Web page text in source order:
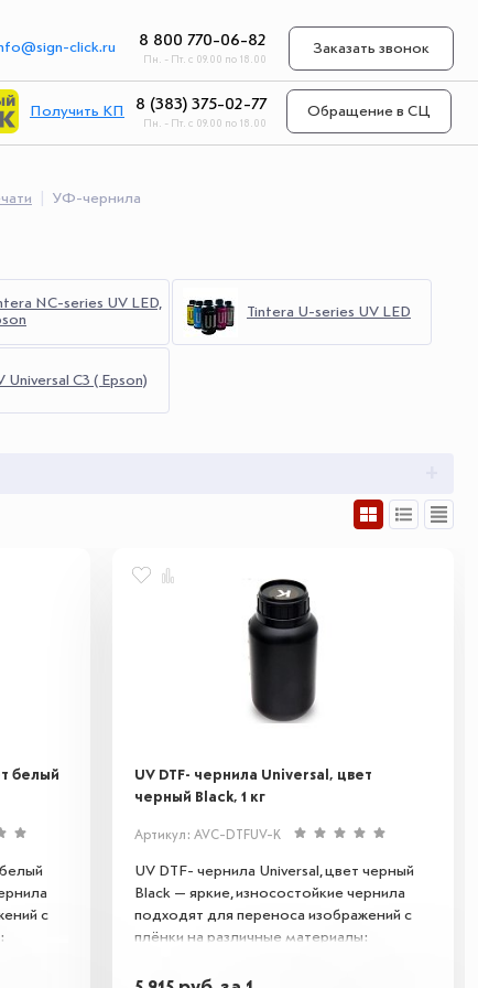
click.ru 8 800 770-06-82
Пн. - Пт. с 09.00 по 18.00
Заказать звонок
Получить КП 8 (383) 375-02-77
Пн. - Пт. с 09.00 по 18.00
Обращение в СЦ
УФ-чернила
NC-series UV LED,
Tintera U-series UV LED
Universal С3 ( Epson)
белый
с
UV DTF- чернила Universal, цвет
черный Black, 1 кг
Артикул: AVC-DTFUV-K
UV DTF- чернила Universal, цвет черный
Black — яркие, износостойкие чернила
подходят для переноса изображений с
плёнки на различные материалы:
керамику и многое другое.